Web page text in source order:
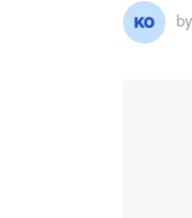
by